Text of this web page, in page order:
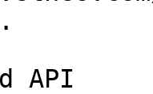
API